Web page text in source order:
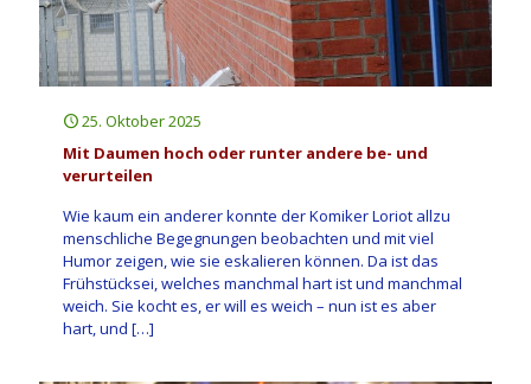
25. Oktober 2025
Mit Daumen hoch oder runter andere be- und
verurteilen
Wie kaum ein anderer konnte der Komiker Loriot allzu
menschliche Begegnungen beobachten und mit viel
Humor zeigen, wie sie eskalieren können. Da ist das
Frühstücksei, welches manchmal hart ist und manchmal
weich. Sie kocht es, er will es weich – nun ist es aber
hart, und […]